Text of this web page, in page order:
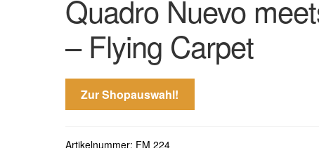
Quadro Nuevo
– Flying Carpet
Zur Shopauswahl!
Artikelnummer: FM 224